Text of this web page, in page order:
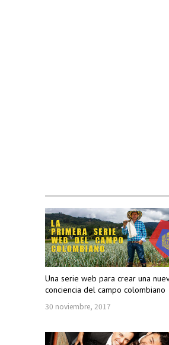
Una serie web para crear una
conciencia del campo colombiano
30 noviembre, 2017